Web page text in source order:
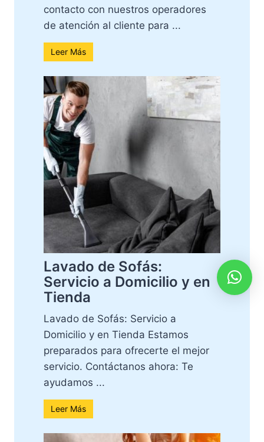
contacto con nuestros operadores
de atención al cliente para ...
Leer Más
Lavado de Sofás:
Servicio a Domicilio y en
Tienda
Lavado de Sofás: Servicio a
Domicilio y en Tienda Estamos
preparados para ofrecerte el mejor
servicio. Contáctanos ahora: Te
ayudamos ...
Leer Más